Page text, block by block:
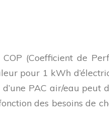
(Coefficient de
pour 1 kWh
PAC air/eau peut
des besoins de